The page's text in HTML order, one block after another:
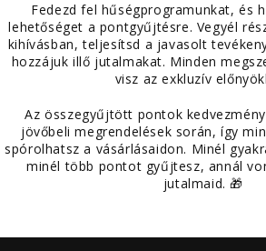
Fedezd fel hűségprogramunkat, és
lehetőséget a pontgyűjtésre. Vegyél
kihívásban, teljesítsd a javasolt
hozzájuk illő jutalmakat. Minden
visz az exkluzív
Az összegyűjtött pontok
jövőbeli megrendelések során, így
spórolhatsz a vásárlásaidon. Minél
minél több pontot gyűjtesz, annál
jutalmaid. 🎁